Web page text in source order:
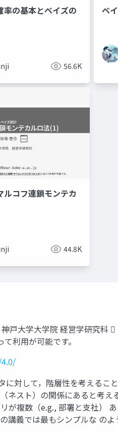
の基本とベイズの
56.6K
ベ
コフ連鎖モンテカ
44.8K
戸大学大学院 経営学研究科 
利用が可能です。
に対して，階層性を考える
ネスト）の関係にあると考
複数（e.g., 部署と支社）
講義では最もシンプルな の